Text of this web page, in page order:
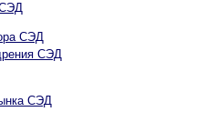
СЭД
СЭД
СЭД
СЭД